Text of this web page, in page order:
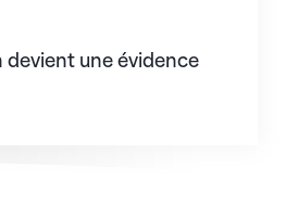
devient une évidence